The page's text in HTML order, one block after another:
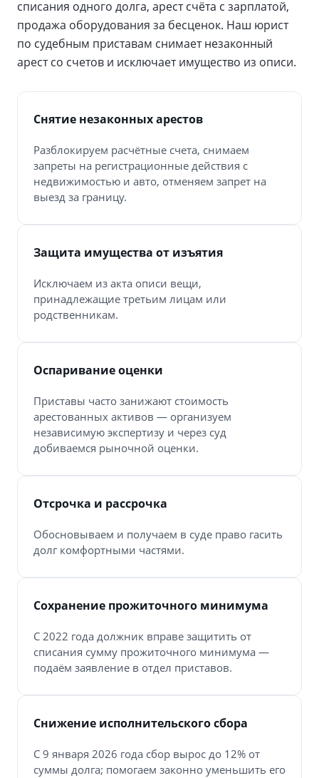
списания одного долга, арест счёта с зарплатой,
продажа оборудования за бесценок. Наш юрист
по судебным приставам снимает незаконный
арест со счетов и исключает имущество из описи.
Снятие незаконных арестов
Разблокируем расчётные счета, снимаем
запреты на регистрационные действия с
недвижимостью и авто, отменяем запрет на
выезд за границу.
Защита имущества от изъятия
Исключаем из акта описи вещи,
принадлежащие третьим лицам или
родственникам.
Оспаривание оценки
Приставы часто занижают стоимость
арестованных активов — организуем
независимую экспертизу и через суд
добиваемся рыночной оценки.
Отсрочка и рассрочка
Обосновываем и получаем в суде право гасить
долг комфортными частями.
Сохранение прожиточного минимума
С 2022 года должник вправе защитить от
списания сумму прожиточного минимума —
подаём заявление в отдел приставов.
Снижение исполнительского сбора
С 9 января 2026 года сбор вырос до 12% от
суммы долга; помогаем законно уменьшить его